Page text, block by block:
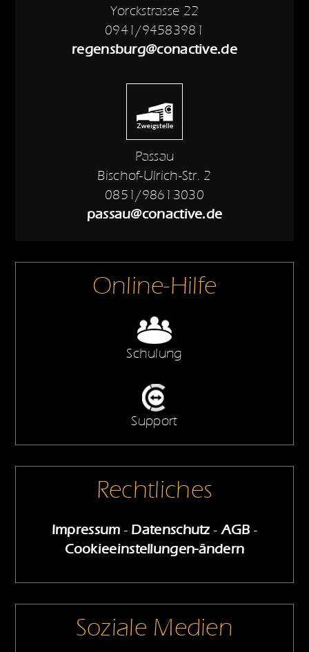
Yorckstrasse 22
0941/94583981
regensburg@conactive.de
Passau
Bischof-Ulrich-Str. 2
0851/98613030
passau@conactive.de
Online-Hilfe
Schulung
Support
Rechtliches
Impressum - Datenschutz -AGB -
Cookieeinstellungen-ändern
Soziale Medien